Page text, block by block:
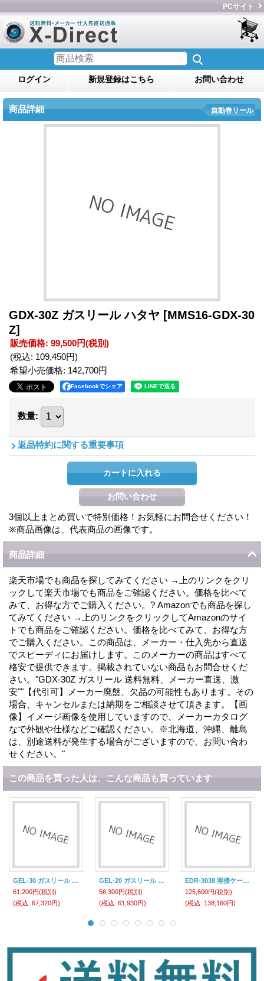
PCサイト
ログイン 新規登録はこちら お問い合わせ
商品詳細 自動巻リール
GDX-30Z ガスリール ハタヤ [MMS16-GDX-30
Z]
販売価格: 99,500円(税別)
(税込: 109,450円)
希望小売価格: 142,700円
Facebookでシェア
数量:
返品特約に関する重要事項
3個以上まとめ買いで特別価格！お気軽にお問合せください！
※商品画像は、代表商品の画像です。
商品詳細
楽天市場でも商品を探してみてください →上のリンクをクリ
ックして楽天市場でも商品をご確認ください。価格を比べて
みて、お得な方でご購入ください。? Amazonでも商品を探し
てみてください →上のリンクをクリックしてAmazonのサイ
トでも商品をご確認ください。価格を比べてみて、お得な方
でご購入ください。この商品は、メーカー・仕入先から直送
でスピーディにお届けします。このメーカーの商品はすべて
格安で提供できます。掲載されていない商品もお問合せくだ
さい。"GDX-30Z ガスリール 送料無料、メーカー直送、激
安""【代引可】メーカー廃盤、欠品の可能性もあります。その
場合、キャンセルまたは納期をご相談させて頂きます。【画
像】イメージ画像を使用していますので、メーカーカタログ
なで外観や仕様などご確認ください。※北海道、沖縄、離島
は、別途送料が発生する場合がございますので、お問い合わ
せください。"
この商品を買った人は、こんな商品も買っています
GEL-30 ガスリール ハタヤ
61,200円(税別)
(税込: 67,320円)
GEL-20 ガスリール ハタヤ
56,300円(税別)
(税込: 61,930円)
EDR-3038 溶接ケーブルリール ハタヤ
125,600円(税別)
(税込: 138,160円)